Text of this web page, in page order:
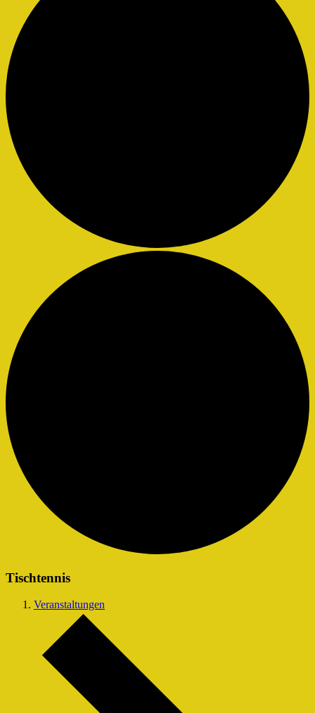
Tischtennis
Veranstaltungen